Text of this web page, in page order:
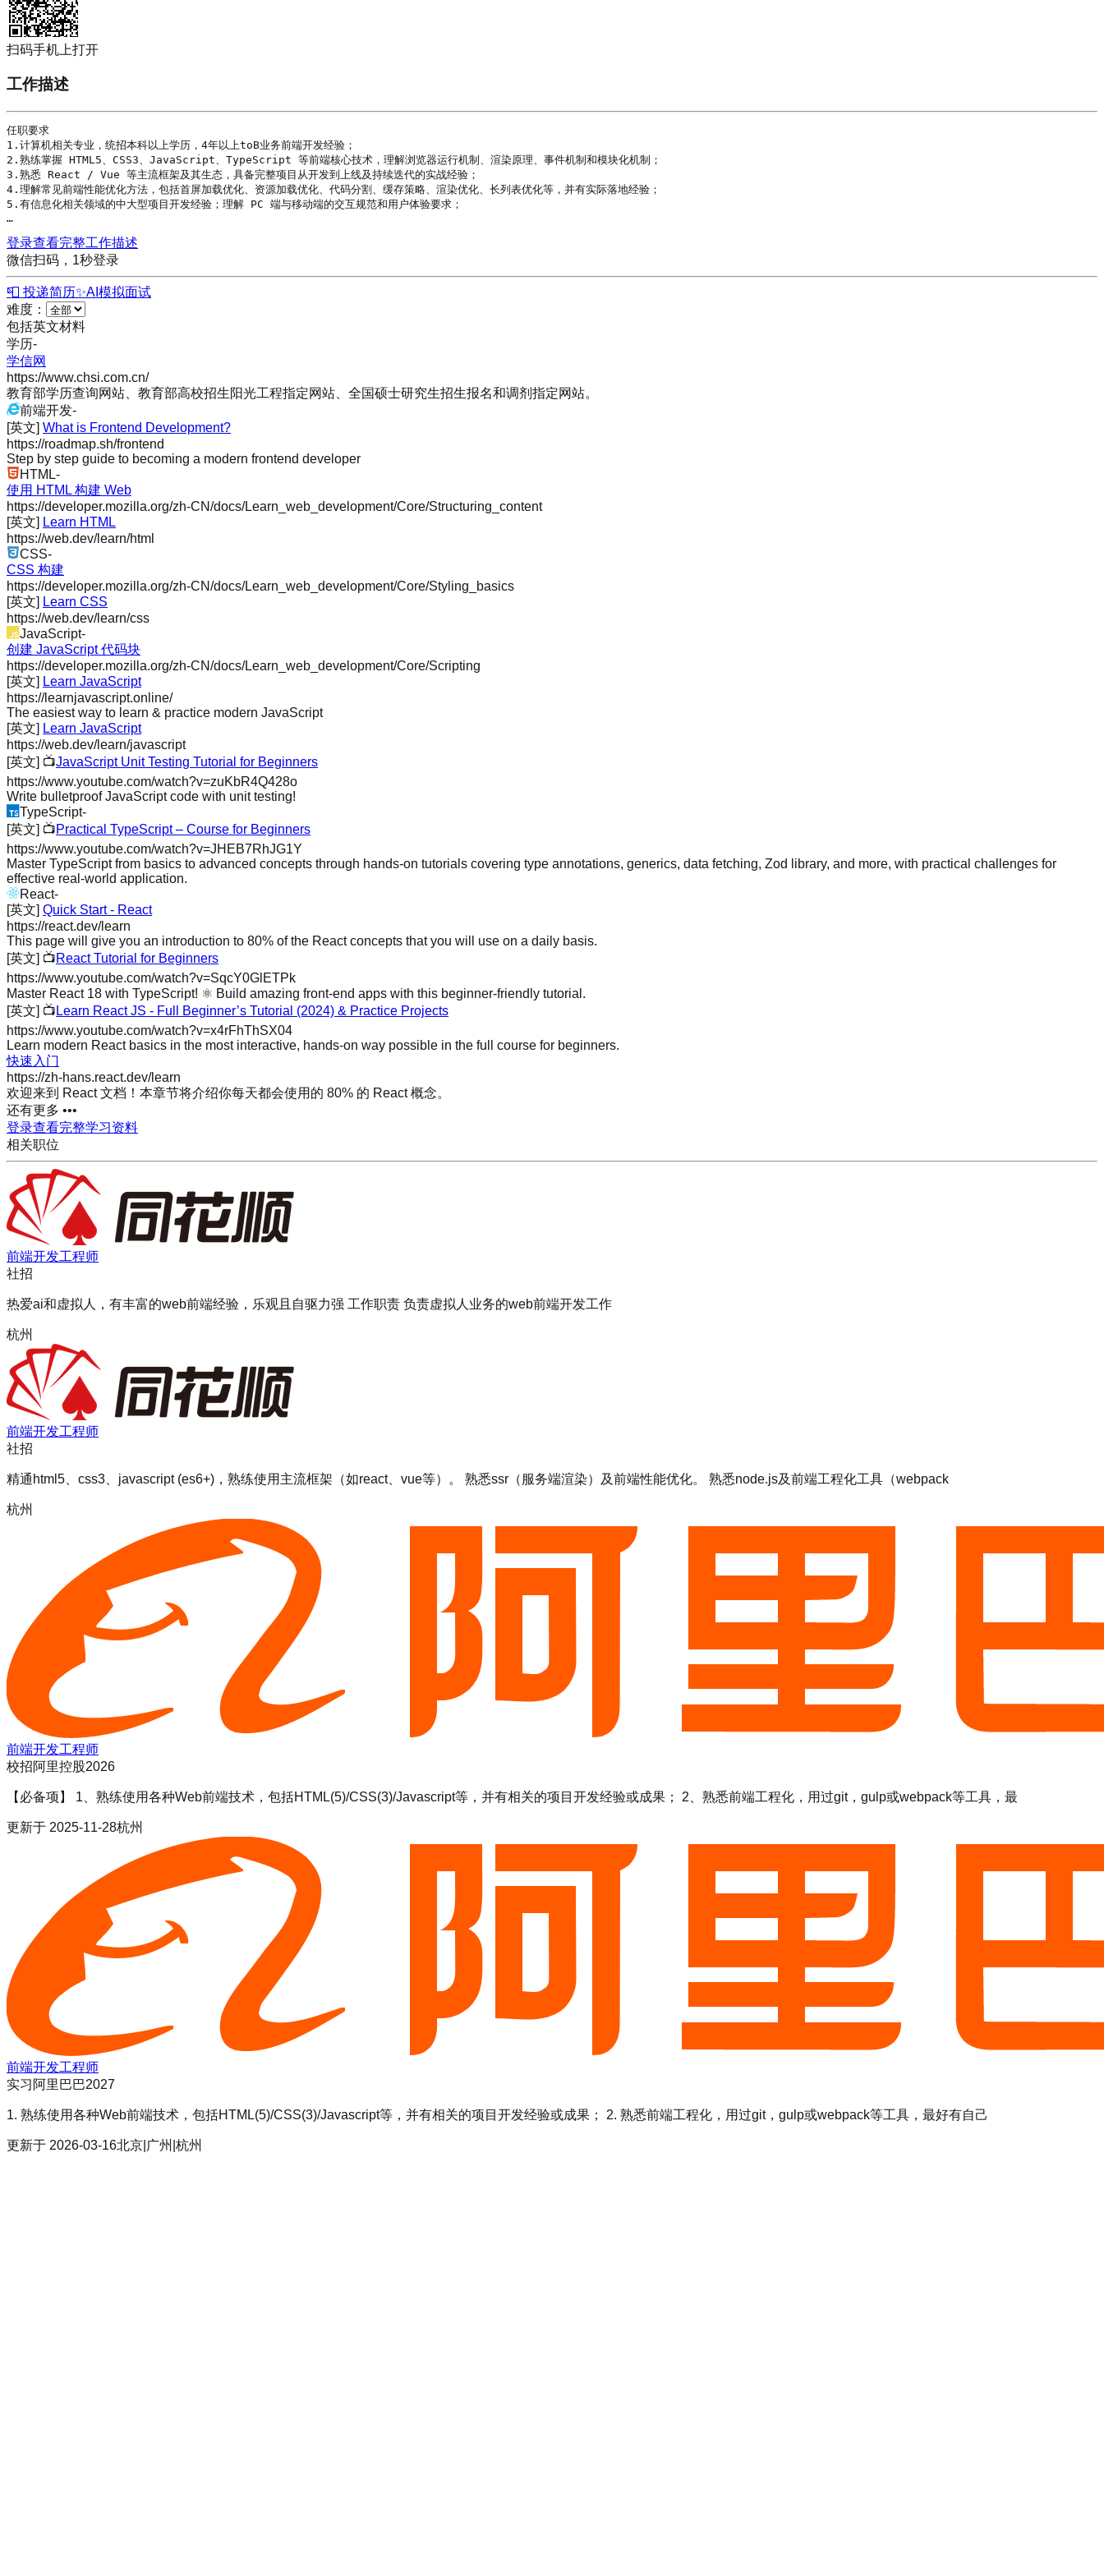
扫码手机上打开
工作描述
任职要求
1.计算机相关专业，统招本科以上学历 ，4年以上toB业务前端开发经验；
2.熟练掌握 HTML5、 CSS3、 JavaScript、 TypeScript 等前端核心技术，理解浏览器运行机制、渲染原理、事件机制和模块化机制；
3.熟悉 React / Vue 等主流框架及其生态，具备完整项目从开发到上线及持续迭代的实战经验；
4.理解常见前端性能优化方法，包括首屏加载优化、资源加载优化、代码分割、缓存策略、渲染优化、长列表优化等，并有实际落地经验；
5.有信息化相关领域的中大型项目开发经验；理解 PC 端与移动端的交互规范和用户体验要求；
…
登录查看完整工作描述
微信扫码，1秒登录
📮 投递简历✨AI模拟面试
难度：
包括英文材料
学历-
学信网
https://www.chsi.com.cn/
教育部学历查询网站、教育部高校招生阳光工程指定网站、全国硕士研究生招生报名和调剂指定网站。
前端开发-
[英文] What is Frontend Development?
https://roadmap.sh/frontend
Step by step guide to becoming a modern frontend developer
HTML-
使用 HTML 构建 Web
https://developer.mozilla.org/zh-CN/docs/Learn_web_development/Core/Structuring_content
[英文] Learn HTML
https://web.dev/learn/html
CSS-
CSS 构建
https://developer.mozilla.org/zh-CN/docs/Learn_web_development/Core/Styling_basics
[英文] Learn CSS
https://web.dev/learn/css
JavaScript-
创建 JavaScript 代码块
https://developer.mozilla.org/zh-CN/docs/Learn_web_development/Core/Scripting
[英文] Learn JavaScript
https://learnjavascript.online/
The easiest way to learn & practice modern JavaScript
[英文] Learn JavaScript
https://web.dev/learn/javascript
[英文] 📺JavaScript Unit Testing Tutorial for Beginners
https://www.youtube.com/watch?v=zuKbR4Q428o
Write bulletproof JavaScript code with unit testing!
TypeScript-
[英文] 📺Practical TypeScript – Course for Beginners
https://www.youtube.com/watch?v=JHEB7RhJG1Y
Master TypeScript from basics to advanced concepts through hands-on tutorials covering type annotations, generics, data fetching, Zod library, and more, with practical challenges for
effective real-world application.
React-
[英文] Quick Start - React
https://react.dev/learn
This page will give you an introduction to 80% of the React concepts that you will use on a daily basis.
[英文] 📺React Tutorial for Beginners
https://www.youtube.com/watch?v=SqcY0GlETPk
Master React 18 with TypeScript! ⚛️ Build amazing front-end apps with this beginner-friendly tutorial.
[英文] 📺 Learn React JS - Full Beginner’s Tutorial (2024) & Practice Projects
https://www.youtube.com/watch?v=x4rFhThSX04
Learn modern React basics in the most interactive, hands-on way possible in the full course for beginners.
快速入门
https://zh-hans.react.dev/learn
欢迎来到 React 文档！本章节将介绍你每天都会使用的 80% 的 React 概念。
还有更多 •••
登录查看完整学习资料
相关职位
前端开发工程师
社招
热爱ai和虚拟人，有丰富的web前端经验，乐观且自驱力强 工作职责 负责虚拟人业务的web前端开发工作
杭州
前端开发工程师
社招
精通html5、css3、javascript (es6+)，熟练使用主流框架（如react、vue等）。 熟悉ssr（服务端渲染）及前端性能优化。 熟悉node.js及前端工程化工具（webpack
杭州
前端开发工程师
校招阿里控股2026
【必备项】 1、熟练使用各种Web前端技术，包括HTML(5)/CSS(3)/Javascript等，并有相关的项目开发经验或成果； 2、熟悉前端工程化，用过git，gulp或webpack等工具，最
更新于 2025-11-28杭州
前端开发工程师
实习 阿里巴巴2027
1. 熟练使用各种Web前端技术，包括HTML(5)/CSS(3)/Javascript等，并有相关的项目开发经验或成果； 2. 熟悉前端工程化，用过git，gulp或webpack等工具，最好有自己
更新于 2026-03-16北京|广州|杭州